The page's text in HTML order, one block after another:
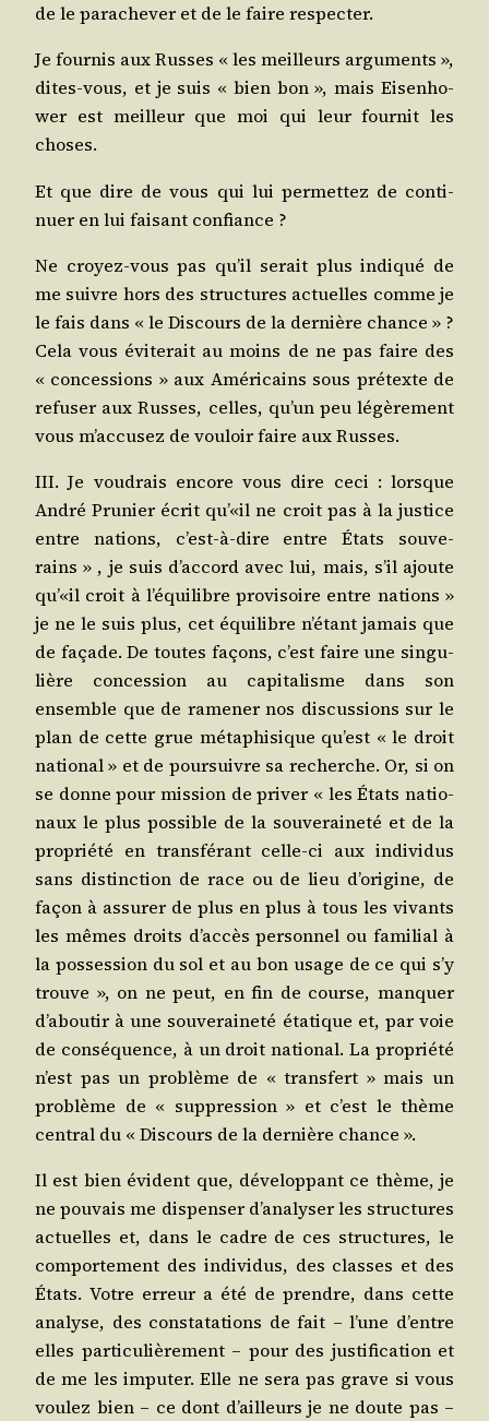
de le par­ache­ver et de le faire respecter.
Je four­nis aux Russes « les meilleurs argu­ments »,
dites-vous, et je suis « bien bon », mais Eisen­ho­
wer est meilleur que moi qui leur four­nit les
choses.
Et que dire de vous qui lui per­met­tez de conti­
nuer en lui fai­sant confiance ?
Ne croyez-vous pas qu’il serait plus indi­qué de
me suivre hors des struc­tures actuelles comme je
le fais dans « le Dis­cours de la der­nière chance » ?
Cela vous évi­te­rait au moins de ne pas faire des
« conces­sions » aux Amé­ri­cains sous pré­texte de
refu­ser aux Russes, celles, qu’un peu légè­re­ment
vous m’accusez de vou­loir faire aux Russes.
III. Je vou­drais encore vous dire ceci : lorsque
André Pru­nier écrit qu’«il ne croit pas à la jus­tice
entre nations, c’est-à-dire entre États sou­ve­
rains » , je suis d’accord avec lui, mais, s’il ajoute
qu’«il croit à l’équilibre pro­vi­soire entre nations »
je ne le suis plus, cet équi­libre n’étant jamais que
de façade. De toutes façons, c’est faire une sin­gu­
lière conces­sion au capi­ta­lisme dans son
ensemble que de rame­ner nos dis­cus­sions sur le
plan de cette grue méta­phi­sique qu’est « le droit
natio­nal » et de pour­suivre sa recherche. Or, si on
se donne pour mis­sion de pri­ver « les États natio­
naux le plus pos­sible de la sou­ve­rai­ne­té et de la
pro­prié­té en trans­fé­rant celle-ci aux indi­vi­dus
sans dis­tinc­tion de race ou de lieu d’origine, de
façon à assu­rer de plus en plus à tous les vivants
les mêmes droits d’accès per­son­nel ou fami­lial à
la pos­ses­sion du sol et au bon usage de ce qui s’y
trouve », on ne peut, en fin de course, man­quer
d’aboutir à une sou­ve­rai­ne­té éta­tique et, par voie
de consé­quence, à un droit natio­nal. La pro­prié­té
n’est pas un pro­blème de « trans­fert » mais un
pro­blème de « sup­pres­sion » et c’est le thème
cen­tral du « Dis­cours de la der­nière chance ».
Il est bien évident que, déve­lop­pant ce thème, je
ne pou­vais me dis­pen­ser d’analyser les struc­tures
actuelles et, dans le cadre de ces struc­tures, le
com­por­te­ment des indi­vi­dus, des classes et des
États. Votre erreur a été de prendre, dans cette
ana­lyse, des consta­ta­tions de fait – l’une d’entre
elles par­ti­cu­liè­re­ment – pour des jus­ti­fi­ca­tion et
de me les impu­ter. Elle ne sera pas grave si vous
vou­lez bien – ce dont d’ailleurs je ne doute pas –